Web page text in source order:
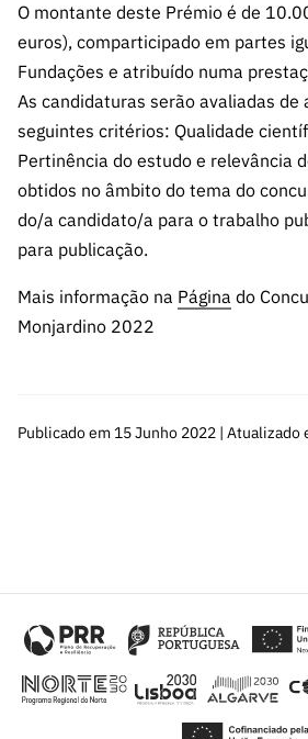
O montante deste Prémio é de
euros), comparticipado em partes
Fundações e atribuído numa
As candidaturas serão avaliadas de
seguintes critérios: Qualidade
Pertinência do estudo e relevância
obtidos no âmbito do tema do
do/a candidato/a para o trabalho
para publicação.
Mais informação na Página do
Monjardino 2022
Publicado em 15 Junho 2022 | Atualizado